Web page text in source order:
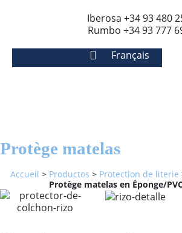
Iberosa +34 93 480
Rumbo +34 93 777
Français
Protège matelas
Accueil > Productos > Protection de literie
Protège matelas en Éponge/